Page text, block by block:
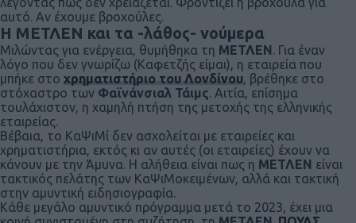
αυτό. Αν έχουμε βροχούλες.
Η ΜΕΤΛΕΝ και τα -λάθος- νούμερα
Μιλώντας για ενέργεια, θυμήθηκα τη ΜΕΤΛΕΝ. Για έναν
λόγο που δεν γνωρίζω (Καφετζής είμαι), η εταιρεία που
μπήκε στο χρηματιστήριο του Λονδίνου, βρέθηκε στο
στόχαστρο των Φαϊνάνσιαλ Τάιμς. Αιτία, επίσημα
τουλάχιστον, η χαμηλή πτήση της μετοχής της ελληνικής
εταιρείας.
Βέβαια, το ΚαΨιΜί δεν ασχολείται με εταιρείες και
χρηματιστήρια, εκτός κι αν αυτές (οι εταιρείες) έχουν να
κάνουν με την Άμυνα. Η αλήθεια είναι πως η ΜΕΤΛΕΝ είναι
τακτικός πελάτης των ΚαΨιΜοκειμένων, αλλά και τακτική
στην αμυντική ειδησιογραφία.
Κάθε μεγάλο αμυντικό πρόγραμμα μετά το 2023, έχει μια